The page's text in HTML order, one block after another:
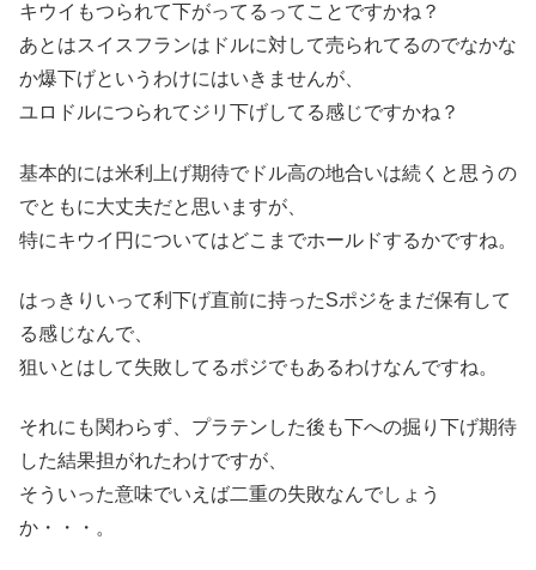
キウイもつられて下がってるってことですかね？
あとはスイスフランはドルに対して売られてるのでなかな
か爆下げというわけにはいきませんが、
ユロドルにつられてジリ下げしてる感じですかね？
基本的には米利上げ期待でドル高の地合いは続くと思うの
でともに大丈夫だと思いますが、
特にキウイ円についてはどこまでホールドするかですね。
はっきりいって利下げ直前に持ったSポジをまだ保有して
る感じなんで、
狙いとはして失敗してるポジでもあるわけなんですね。
それにも関わらず、プラテンした後も下への掘り下げ期待
した結果担がれたわけですが、
そういった意味でいえば二重の失敗なんでしょう
か・・・。